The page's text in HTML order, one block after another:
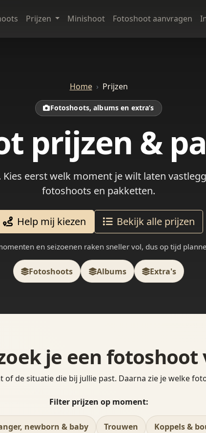
Prijzen Minishoot Fotoshoot aanvragen
Home Prijzen
Fotoshoots, albums en extra’s
prijzen &
eerst welk moment je wilt laten
fotoshoots en pakketten.
Help mij kiezen Bekijk alle prijzen
en seizoenen raken sneller vol, dus op tijd
Fotoshoots Albums Extra's
je een fotoshoot
of de situatie die bij jullie past. Daarna zie je welke
Filter prijzen op moment:
newborn & baby Trouwen Koppels &